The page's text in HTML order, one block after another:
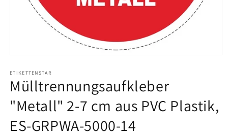
in
Modal
öffnen
ETIKETTENSTAR
Mülltrennungsaufkleber
"Metall" 2-7 cm aus PVC Plastik,
ES-GRPWA-5000-14